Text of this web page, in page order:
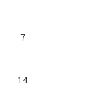
7
14